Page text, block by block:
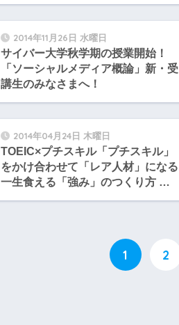
2014年11月26日 水曜日
サイバー大学秋学期の授業開始！
「ソーシャルメディア概論」新・受
講生のみなさまへ！
2014年04月24日 木曜日
TOEIC×プチスキル「プチスキル」
をかけ合わせて「レア人材」になる
一生食える「強み」のつくり方 の
1 2